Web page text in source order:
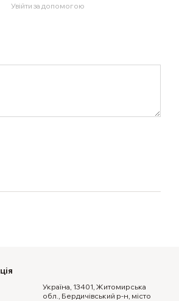
Увійти за допомогою
Україна, 13401, Житомирська
обл., Бердичівський р-н, місто